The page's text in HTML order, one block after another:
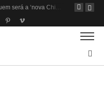
Quem será a ‘nova China’ do agro quando o apetite de Pequim acabar?